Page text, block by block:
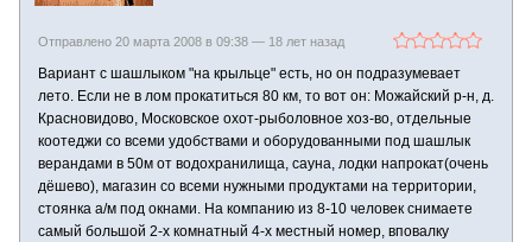
Отправлено 20 марта 2008 в 09:38 — 18 лет назад
Вариант с шашлыком "на крыльце" есть, но он подразумевает
лето. Если не в лом прокатиться 80 км, то вот он: Можайский р-н, д.
Красновидово, Московское охот-рыболовное хоз-во, отдельные
коотеджи со всеми удобствами и оборудованными под шашлык
верандами в 50м от водохранилища, сауна, лодки напрокат(очень
дёшево), магазин со всеми нужными продуктами на территории,
стоянка а/м под окнами. На компанию из 8-10 человек снимаете
самый большой 2-х комнатный 4-х местный номер, вповалку